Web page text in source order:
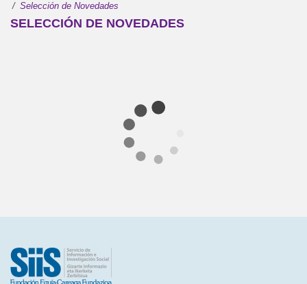
Selección de Novedades
SELECCIÓN DE NOVEDADES